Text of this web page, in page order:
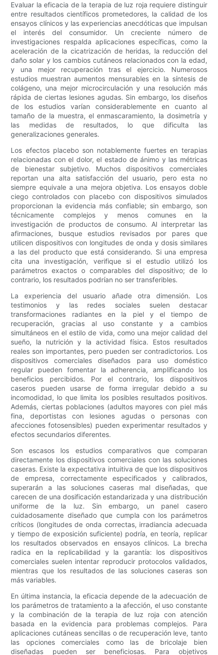
Evaluar la eficacia de la terapia de luz roja requiere distinguir
entre resultados científicos prometedores, la calidad de los
ensayos clínicos y las experiencias anecdóticas que impulsan
el interés del consumidor. Un creciente número de
investigaciones respalda aplicaciones específicas, como la
aceleración de la cicatrización de heridas, la reducción del
daño solar y los cambios cutáneos relacionados con la edad,
y una mejor recuperación tras el ejercicio. Numerosos
estudios muestran aumentos mensurables en la síntesis de
colágeno, una mejor microcirculación y una resolución más
rápida de ciertas lesiones agudas. Sin embargo, los diseños
de los estudios varían considerablemente en cuanto al
tamaño de la muestra, el enmascaramiento, la dosimetría y
las medidas de resultados, lo que dificulta las
generalizaciones generales.
Los efectos placebo son notablemente fuertes en terapias
relacionadas con el dolor, el estado de ánimo y las métricas
de bienestar subjetivo. Muchos dispositivos comerciales
reportan una alta satisfacción del usuario, pero esta no
siempre equivale a una mejora objetiva. Los ensayos doble
ciego controlados con placebo con dispositivos simulados
proporcionan la evidencia más confiable; sin embargo, son
técnicamente complejos y menos comunes en la
investigación de productos de consumo. Al interpretar las
afirmaciones, busque estudios revisados ​​por pares que
utilicen dispositivos con longitudes de onda y dosis similares
a las del producto que está considerando. Si una empresa
cita una investigación, verifique si el estudio utilizó los
parámetros exactos o comparables del dispositivo; de lo
contrario, los resultados podrían no ser transferibles.
La experiencia del usuario añade otra dimensión. Los
testimonios y las redes sociales suelen destacar
transformaciones radiantes en la piel y el tiempo de
recuperación, gracias al uso constante y a cambios
simultáneos en el estilo de vida, como una mejor calidad del
sueño, la nutrición y la actividad física. Estos resultados
reales son importantes, pero pueden ser contradictorios. Los
dispositivos comerciales diseñados para uso doméstico
regular pueden fomentar la adherencia, amplificando los
beneficios percibidos. Por el contrario, los dispositivos
caseros pueden usarse de forma irregular debido a su
incomodidad, lo que limita los posibles resultados positivos.
Además, ciertas poblaciones (adultos mayores con piel más
fina, deportistas con lesiones agudas o personas con
afecciones fotosensibles) pueden experimentar resultados y
efectos secundarios diferentes.
Son escasos los estudios comparativos que comparan
directamente los dispositivos comerciales con las soluciones
caseras. Existe la expectativa intuitiva de que los dispositivos
de empresa, correctamente especificados y calibrados,
superarán a las soluciones caseras mal diseñadas, que
carecen de una dosificación estandarizada y una distribución
uniforme de la luz. Sin embargo, un panel casero
cuidadosamente diseñado que cumpla con los parámetros
críticos (longitudes de onda correctas, irradiancia adecuada
y tiempo de exposición suficiente) podría, en teoría, replicar
los resultados observados en ensayos clínicos. La brecha
radica en la replicabilidad y la garantía: los dispositivos
comerciales suelen intentar reproducir protocolos validados,
mientras que los resultados de las soluciones caseras son
más variables.
En última instancia, la eficacia depende de la adecuación de
los parámetros de tratamiento a la afección, el uso constante
y la combinación de la terapia de luz roja con atención
basada en la evidencia para problemas complejos. Para
aplicaciones cutáneas sencillas o de recuperación leve, tanto
las opciones comerciales como las de bricolaje bien
diseñadas pueden ser beneficiosas. Para objetivos